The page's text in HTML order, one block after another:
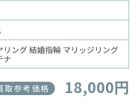
リング 結婚指輪 マリッジリング
ナ
取参考価格 18,000円